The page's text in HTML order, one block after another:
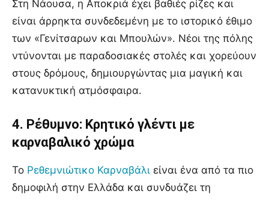
Στη Νάουσα, η Αποκριά έχει βαθιές ρίζες και
είναι άρρηκτα συνδεδεμένη με το ιστορικό έθιμο
των «Γενίτσαρων και Μπουλών». Νέοι της πόλης
ντύνονται με παραδοσιακές στολές και χορεύουν
στους δρόμους, δημιουργώντας μια μαγική και
κατανυκτική ατμόσφαιρα.
4. Ρέθυμνο: Κρητικό γλέντι με
καρναβαλικό χρώμα
Το Ρεθεμνιώτικο Καρναβάλι είναι ένα από τα πιο
δημοφιλή στην Ελλάδα και συνδυάζει τη